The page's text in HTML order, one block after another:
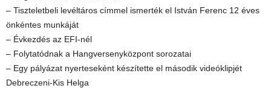
– Tiszteletbeli levéltáros címmel ismerték el István Ferenc 12 éves
önkéntes munkáját
– Évkezdés az EFI-nél
– Folytatódnak a Hangversenyközpont sorozatai
– Egy pályázat nyerteseként készítette el második videóklipjét
Debreczeni-Kis Helga